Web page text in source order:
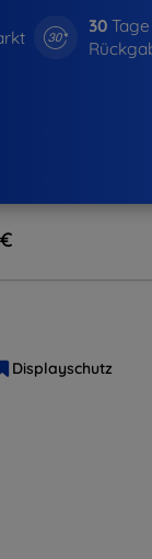
30Tage
Displayschutz